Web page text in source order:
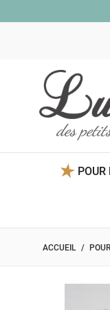
des
ACCUEIL